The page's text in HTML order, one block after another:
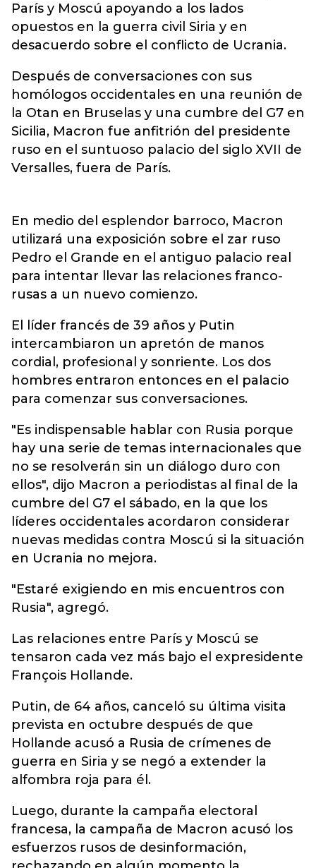
París y Moscú apoyando a los lados
opuestos en la guerra civil Siria y en
desacuerdo sobre el conflicto de Ucrania.
Después de conversaciones con sus
homólogos occidentales en una reunión de
la Otan en Bruselas y una cumbre del G7 en
Sicilia, Macron fue anfitrión del presidente
ruso en el suntuoso palacio del siglo XVII de
Versalles, fuera de París.
En medio del esplendor barroco, Macron
utilizará una exposición sobre el zar ruso
Pedro el Grande en el antiguo palacio real
para intentar llevar las relaciones franco-
rusas a un nuevo comienzo.
El líder francés de 39 años y Putin
intercambiaron un apretón de manos
cordial, profesional y sonriente. Los dos
hombres entraron entonces en el palacio
para comenzar sus conversaciones.
"Es indispensable hablar con Rusia porque
hay una serie de temas internacionales que
no se resolverán sin un diálogo duro con
ellos", dijo Macron a periodistas al final de la
cumbre del G7 el sábado, en la que los
líderes occidentales acordaron considerar
nuevas medidas contra Moscú si la situación
en Ucrania no mejora.
"Estaré exigiendo en mis encuentros con
Rusia", agregó.
Las relaciones entre París y Moscú se
tensaron cada vez más bajo el expresidente
François Hollande.
Putin, de 64 años, canceló su última visita
prevista en octubre después de que
Hollande acusó a Rusia de crímenes de
guerra en Siria y se negó a extender la
alfombra roja para él.
Luego, durante la campaña electoral
francesa, la campaña de Macron acusó los
esfuerzos rusos de desinformación,